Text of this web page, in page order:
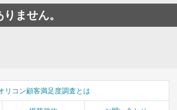
ません。
リコン顧客満足度調査とは